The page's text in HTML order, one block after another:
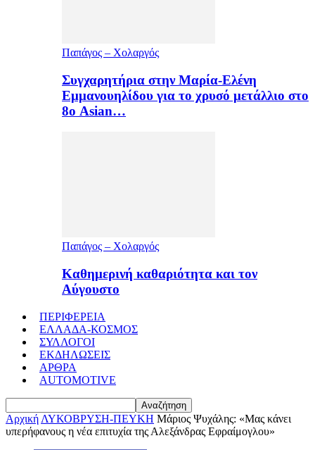
Παπάγος – Χολαργός
Συγχαρητήρια στην Μαρία-Ελένη
Εμμανουηλίδου για το χρυσό μετάλλιο στο
8ο Asian…
Παπάγος – Χολαργός
Καθημερινή καθαριότητα και τον
Αύγουστο
ΠΕΡΙΦΕΡΕΙΑ
ΕΛΛΑΔΑ-ΚΟΣΜΟΣ
ΣΥΛΛΟΓΟΙ
ΕΚΔΗΛΩΣΕΙΣ
ΑΡΘΡΑ
AUTOMOTIVE
Αρχική ΛΥΚΟΒΡΥΣΗ-ΠΕΥΚΗ Μάριος Ψυχάλης: «Μας κάνει
υπερήφανους η νέα επιτυχία της Αλεξάνδρας Εφραίμογλου»